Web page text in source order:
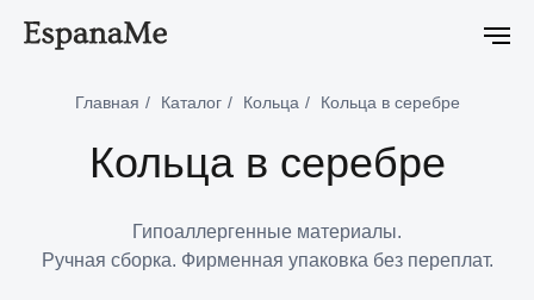
Eclipse уже в продаже Новейшая коллекция Ciclon Eclipse
Главная / Каталог / Кольца / Кольца в серебре
Кольца в серебре
Гипоаллергенные материалы.
Ручная сборка. Фирменная упаковка без переплат.